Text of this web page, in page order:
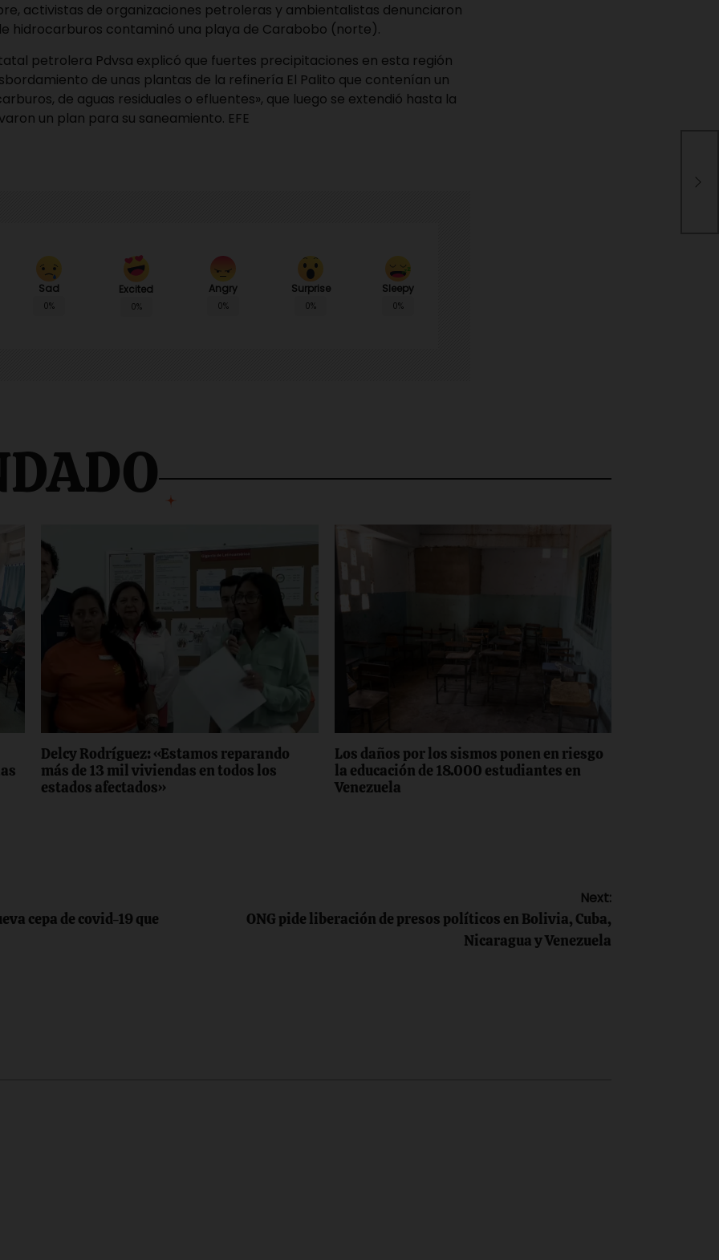
activistas de organizaciones petroleras y ambientalistas denunciaron
hidrocarburos contaminó una playa de Carabobo (norte).
petrolera Pdvsa explicó que fuertes precipitaciones en esta región
de unas plantas de la refinería El Palito que contenían un
de aguas residuales o efluentes», que luego se extendió hasta la
un plan para su saneamiento. EFE
Sad
0%
Excited
0%
Angry
0%
Surprise
0%
Sleepy
0%
Delcy Rodríguez: «Estamos reparando
más de 13 mil viviendas en todos los
estados afectados»
Los daños por los sismos ponen en riesgo
la educación de 18.000 estudiantes en
Venezuela
cepa de covid-19 que
Next:
ONG pide liberación de presos políticos en Bolivia, Cuba,
Nicaragua y Venezuela